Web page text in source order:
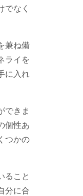
でなく
兼ね備
ライを
に入れ
できま
個性あ
つかの
ること
分に合